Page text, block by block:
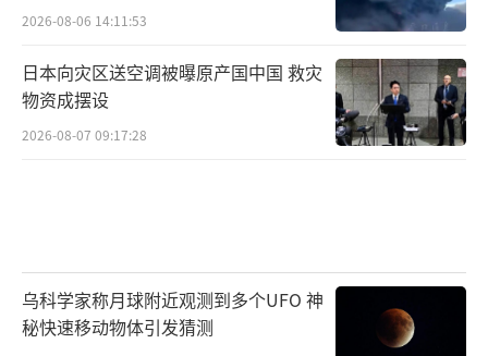
2026-08-06 14:11:53
日本向灾区送空调被曝原产国中国 救灾
物资成摆设
2026-08-07 09:17:28
乌科学家称月球附近观测到多个UFO 神
秘快速移动物体引发猜测